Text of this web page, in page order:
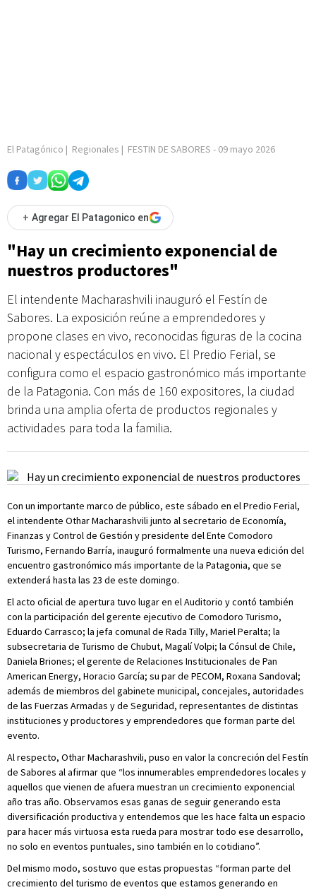
El Patagónico | Regionales | FESTIN DE SABORES - 09 mayo 2026
+ Agregar El Patagonico en
"Hay un crecimiento exponencial de
nuestros productores"
El intendente Macharashvili inauguró el Festín de
Sabores. La exposición reúne a emprendedores y
propone clases en vivo, reconocidas figuras de la cocina
nacional y espectáculos en vivo. El Predio Ferial, se
configura como el espacio gastronómico más importante
de la Patagonia. Con más de 160 expositores, la ciudad
brinda una amplia oferta de productos regionales y
actividades para toda la familia.
Con un importante marco de público, este sábado en el Predio Ferial,
el intendente Othar Macharashvili junto al secretario de Economía,
Finanzas y Control de Gestión y presidente del Ente Comodoro
Turismo, Fernando Barría, inauguró formalmente una nueva edición del
encuentro gastronómico más importante de la Patagonia, que se
extenderá hasta las 23 de este domingo.
El acto oficial de apertura tuvo lugar en el Auditorio y contó también
con la participación del gerente ejecutivo de Comodoro Turismo,
Eduardo Carrasco; la jefa comunal de Rada Tilly, Mariel Peralta; la
subsecretaria de Turismo de Chubut, Magalí Volpi; la Cónsul de Chile,
Daniela Briones; el gerente de Relaciones Institucionales de Pan
American Energy, Horacio García; su par de PECOM, Roxana Sandoval;
además de miembros del gabinete municipal, concejales, autoridades
de las Fuerzas Armadas y de Seguridad, representantes de distintas
instituciones y productores y emprendedores que forman parte del
evento.
Al respecto, Othar Macharashvili, puso en valor la concreción del Festín
de Sabores al afirmar que “los innumerables emprendedores locales y
aquellos que vienen de afuera muestran un crecimiento exponencial
año tras año. Observamos esas ganas de seguir generando esta
diversificación productiva y entendemos que les hace falta un espacio
para hacer más virtuosa esta rueda para mostrar todo ese desarrollo,
no solo en eventos puntuales, sino también en lo cotidiano”.
Del mismo modo, sostuvo que estas propuestas “forman parte del
crecimiento del turismo de eventos que estamos generando en